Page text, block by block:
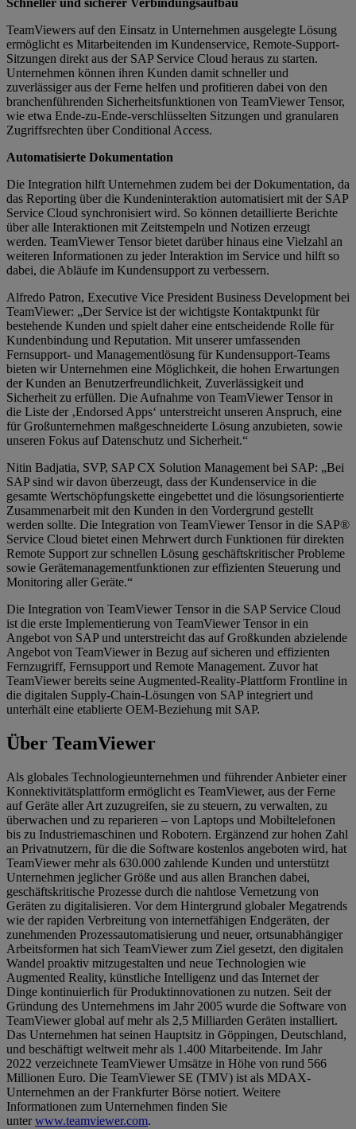
Schneller und sicherer Verbindungsaufbau
TeamViewers auf den Einsatz in Unternehmen ausgelegte Lösung
ermöglicht es Mitarbeitenden im Kundenservice, Remote-Support-
Sitzungen direkt aus der SAP Service Cloud heraus zu starten.
Unternehmen können ihren Kunden damit schneller und
zuverlässiger aus der Ferne helfen und profitieren dabei von den
branchenführenden Sicherheitsfunktionen von TeamViewer Tensor,
wie etwa Ende-zu-Ende-verschlüsselten Sitzungen und granularen
Zugriffsrechten über Conditional Access.
Automatisierte Dokumentation
Die Integration hilft Unternehmen zudem bei der Dokumentation, da
das Reporting über die Kundeninteraktion automatisiert mit der SAP
Service Cloud synchronisiert wird. So können detaillierte Berichte
über alle Interaktionen mit Zeitstempeln und Notizen erzeugt
werden. TeamViewer Tensor bietet darüber hinaus eine Vielzahl an
weiteren Informationen zu jeder Interaktion im Service und hilft so
dabei, die Abläufe im Kundensupport zu verbessern.
Alfredo Patron, Executive Vice President Business Development bei
TeamViewer: „Der Service ist der wichtigste Kontaktpunkt für
bestehende Kunden und spielt daher eine entscheidende Rolle für
Kundenbindung und Reputation. Mit unserer umfassenden
Fernsupport- und Managementlösung für Kundensupport-Teams
bieten wir Unternehmen eine Möglichkeit, die hohen Erwartungen
der Kunden an Benutzerfreundlichkeit, Zuverlässigkeit und
Sicherheit zu erfüllen. Die Aufnahme von TeamViewer Tensor in
die Liste der ‚Endorsed Apps‘ unterstreicht unseren Anspruch, eine
für Großunternehmen maßgeschneiderte Lösung anzubieten, sowie
unseren Fokus auf Datenschutz und Sicherheit.“
Nitin Badjatia, SVP, SAP CX Solution Management bei SAP: „Bei
SAP sind wir davon überzeugt, dass der Kundenservice in die
gesamte Wertschöpfungskette eingebettet und die lösungsorientierte
Zusammenarbeit mit den Kunden in den Vordergrund gestellt
werden sollte. Die Integration von TeamViewer Tensor in die SAP®
Service Cloud bietet einen Mehrwert durch Funktionen für direkten
Remote Support zur schnellen Lösung geschäftskritischer Probleme
sowie Geräte­management­funktionen zur effizienten Steuerung und
Monitoring aller Geräte.“
Die Integration von TeamViewer Tensor in die SAP Service Cloud
ist die erste Implementierung von TeamViewer Tensor in ein
Angebot von SAP und unterstreicht das auf Großkunden abzielende
Angebot von TeamViewer in Bezug auf sicheren und effizienten
Fernzugriff, Fernsupport und Remote Management. Zuvor hat
TeamViewer bereits seine Augmented-Reality-Plattform Frontline in
die digitalen Supply-Chain-Lösungen von SAP integriert und
unterhält eine etablierte OEM-Beziehung mit SAP.
Über TeamViewer
Als globales Technologieunternehmen und führender Anbieter einer
Konnektivitätsplattform ermöglicht es TeamViewer, aus der Ferne
auf Geräte aller Art zuzugreifen, sie zu steuern, zu verwalten, zu
überwachen und zu reparieren – von Laptops und Mobiltelefonen
bis zu Industriemaschinen und Robotern. Ergänzend zur hohen Zahl
an Privatnutzern, für die die Software kostenlos angeboten wird, hat
TeamViewer mehr als 630.000 zahlende Kunden und unterstützt
Unternehmen jeglicher Größe und aus allen Branchen dabei,
geschäftskritische Prozesse durch die nahtlose Vernetzung von
Geräten zu digitalisieren. Vor dem Hintergrund globaler Megatrends
wie der rapiden Verbreitung von internetfähigen Endgeräten, der
zunehmenden Prozessautomatisierung und neuer, ortsunabhängiger
Arbeitsformen hat sich TeamViewer zum Ziel gesetzt, den digitalen
Wandel proaktiv mitzugestalten und neue Technologien wie
Augmented Reality, künstliche Intelligenz und das Internet der
Dinge kontinuierlich für Produktinnovationen zu nutzen. Seit der
Gründung des Unternehmens im Jahr 2005 wurde die Software von
TeamViewer global auf mehr als 2,5 Milliarden Geräten installiert.
Das Unternehmen hat seinen Hauptsitz in Göppingen, Deutschland,
und beschäftigt weltweit mehr als 1.400 Mitarbeitende. Im Jahr
2022 verzeichnete TeamViewer Umsätze in Höhe von rund 566
Millionen Euro. Die TeamViewer SE (TMV) ist als MDAX-
Unternehmen an der Frankfurter Börse notiert. Weitere
Informationen zum Unternehmen finden Sie
unterwww.teamviewer.com.